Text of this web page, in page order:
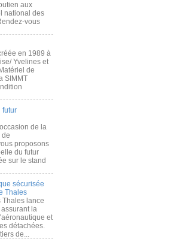
aux
national des
vous
en 1989 à
Yvelines et
de
SIMMT
futur
de la
de
proposons
du futur
sur le stand
sécurisée
Thales
Thales lance
la
et
détachées.
de...